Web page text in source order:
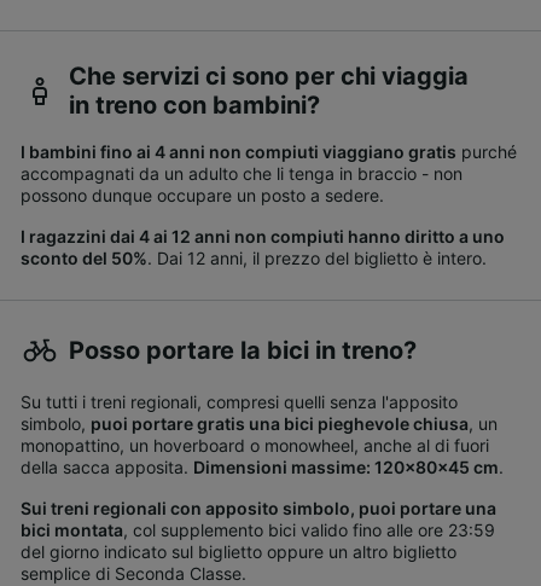
Che servizi ci sono per chi viaggia
in treno con bambini?
I bambini fino ai 4 anni non compiuti viaggiano gratis purché
accompagnati da un adulto che li tenga in braccio - non
possono dunque occupare un posto a sedere.
I ragazzini dai 4 ai 12 anni non compiuti hanno diritto a uno
sconto del 50%. Dai 12 anni, il prezzo del biglietto è intero.
Posso portare la bici in treno?
Su tutti i treni regionali, compresi quelli senza l'apposito
simbolo, puoi portare gratis una bici pieghevole chiusa, un
monopattino, un hoverboard o monowheel, anche al di fuori
della sacca apposita. Dimensioni massime: 120x80x45 cm.
Sui treni regionali con apposito simbolo, puoi portare una
bici montata, col supplemento bici valido fino alle ore 23:59
del giorno indicato sul biglietto oppure un altro biglietto
semplice di Seconda Classe.